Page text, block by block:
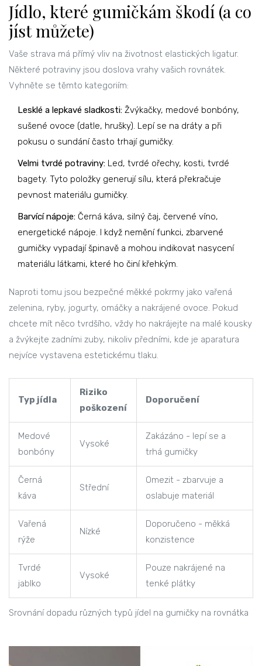
Jídlo, které gumičkám škodí (a co
jíst můžete)
Vaše strava má přímý vliv na životnost elastických ligatur.
Některé potraviny jsou doslova vrahy vašich rovnátek.
Vyhněte se těmto kategoriím:
Lesklé a lepkavé sladkosti: Žvýkačky, medové bonbóny,
sušené ovoce (datle, hrušky). Lepí se na dráty a při
pokusu o sundání často trhají gumičky.
Velmi tvrdé potraviny: Led, tvrdé ořechy, kosti, tvrdé
bagety. Tyto položky generují sílu, která překračuje
pevnost materiálu gumičky.
Barvící nápoje: Černá káva, silný čaj, červené víno,
energetické nápoje. I když nemění funkci, zbarvené
gumičky vypadají špinavě a mohou indikovat nasycení
materiálu látkami, které ho činí křehkým.
Naproti tomu jsou bezpečné měkké pokrmy jako vařená
zelenina, ryby, jogurty, omáčky a nakrájené ovoce. Pokud
chcete mít něco tvrdšího, vždy ho nakrájejte na malé kousky
a žvýkejte zadními zuby, nikoliv předními, kde je aparatura
nejvíce vystavena estetickému tlaku.
Srovnání dopadu různých typů jídel na gumičky na rovnátka
Typ jídla
Riziko
poškození
Doporučení
Medové
bonbóny
Vysoké
Zakázáno - lepí se a
trhá gumičky
Černá
káva
Střední
Omezit - zbarvuje a
oslabuje materiál
Vařená
rýže
Nízké
Doporučeno - měkká
konzistence
Tvrdé
jablko
Vysoké
Pouze nakrájené na
tenké plátky